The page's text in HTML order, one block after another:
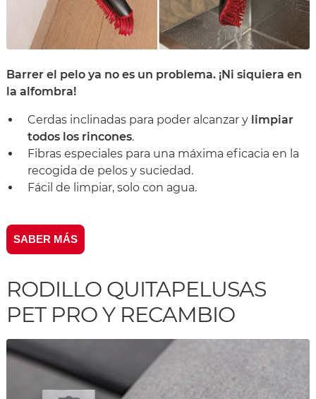
Barrer el pelo ya no es un problema. ¡Ni siquiera en
la alfombra!
Cerdas inclinadas para poder alcanzar y limpiar
todos los rincones.
Fibras especiales para una máxima eficacia en la
recogida de pelos y suciedad.
Fácil de limpiar, solo con agua.
SABER MÁS
RODILLO QUITAPELUSAS
PET PRO Y RECAMBIO